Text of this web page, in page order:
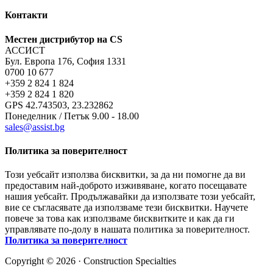
Контакти
Местен дистрибутор на CS
АССИСТ
Бул. Европа 176, София 1331
0700 10 677
+359 2 824 1 824
+359 2 824 1 820
GPS 42.743503, 23.232862
Понеделник / Петък 9.00 - 18.00
sales@assist.bg
Политика за поверителност
Този уебсайт използва бисквитки, за да ни помогне да ви
предоставим най-доброто изживяване, когато посещавате
нашия уебсайт. Продължавайки да използвате този уебсайт,
вие се съгласявате да използваме тези бисквитки. Научете
повече за това как използваме бисквитките и как да ги
управлявате по-долу в нашата политика за поверителност.
Политика за поверителност
Copyright © 2026 · Construction Specialties